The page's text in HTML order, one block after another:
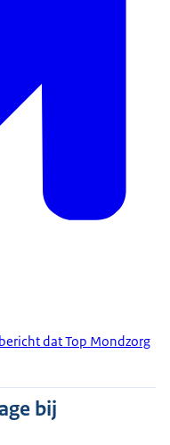
dat Top Mondzorg
bij